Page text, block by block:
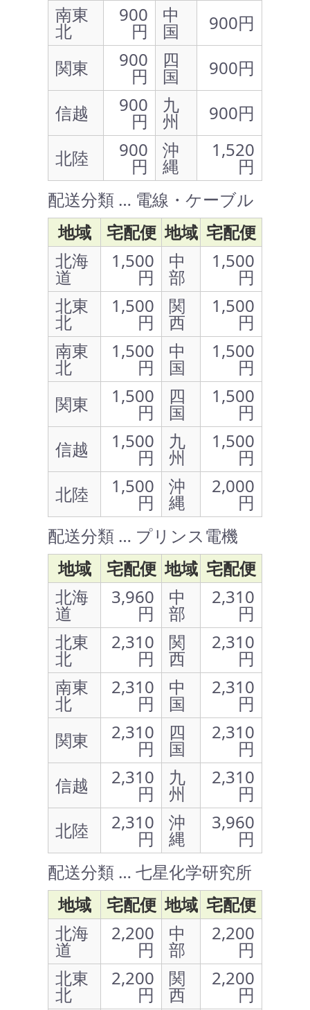
南東
北
900
円
中
国
900円
関東
900
円
四
国
900円
信越
900
円
九
州
900円
北陸
900
円
沖
縄
1,520
円
配送分類 … 電線・ケーブル
地域
宅配便 地域 宅配便
北海
道
1,500
円
中
部
1,500
円
北東
北
1,500
円
関
西
1,500
円
南東
北
1,500
円
中
国
1,500
円
関東
1,500
円
四
国
1,500
円
信越
1,500
円
九
州
1,500
円
北陸
1,500
円
沖
縄
2,000
円
配送分類 … プリンス電機
地域
宅配便 地域 宅配便
北海
道
3,960
円
中
部
2,310
円
北東
北
2,310
円
関
西
2,310
円
南東
北
2,310
円
中
国
2,310
円
関東
2,310
円
四
国
2,310
円
信越
2,310
円
九
州
2,310
円
北陸
2,310
円
沖
縄
3,960
円
配送分類 … 七星化学研究所
地域
宅配便 地域 宅配便
北海
道
2,200
円
中
部
2,200
円
北東
北
2,200
円
関
西
2,200
円